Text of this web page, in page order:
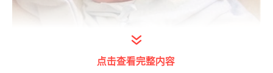
打开今日头条查看图片详情
这份考卷还真有点难呀！
点击查看完整内容